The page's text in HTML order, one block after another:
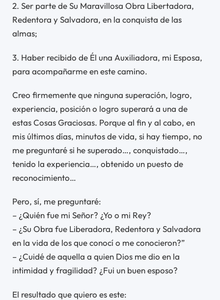
2. Ser parte de Su Maravillosa Obra Libertadora,
Redentora y Salvadora, en la conquista de las
almas;
3. Haber recibido de Él una Auxiliadora, mi Esposa,
para acompañarme en este camino.
Creo firmemente que ninguna superación, logro,
experiencia, posición o logro superará a una de
estas Cosas Graciosas. Porque al fin y al cabo, en
mis últimos días, minutos de vida, si hay tiempo, no
me preguntaré si he superado…, conquistado…,
tenido la experiencia…, obtenido un puesto de
reconocimiento…
Pero, sí, me preguntaré:
– ¿Quién fue mi Señor? ¿Yo o mi Rey?
– ¿Su Obra fue Liberadora, Redentora y Salvadora
en la vida de los que conocí o me conocieron?”
– ¿Cuidé de aquella a quien Dios me dio en la
intimidad y fragilidad? ¿Fui un buen esposo?
El resultado que quiero es este: